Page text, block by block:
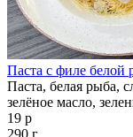
Паста с филе белой
Паста, белая рыба,
зелёное масло,
19 р
290 г